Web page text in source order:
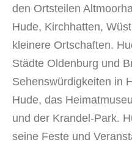
den Ortsteilen
Hude, Kirchhatten,
kleinere Ortschaften.
Städte Oldenburg und
Sehenswürdigkeiten in
Hude, das
und der Krandel-Park.
seine Feste und